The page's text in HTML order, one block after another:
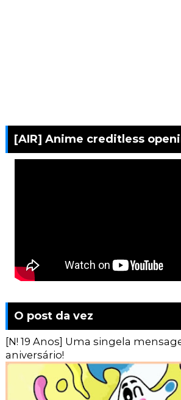
[AIR] Anime creditless
O post da vez
[N! 19 Anos] Uma singela
aniversário!